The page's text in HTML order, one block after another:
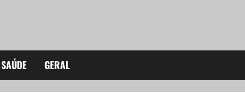
SAÚDE GERAL